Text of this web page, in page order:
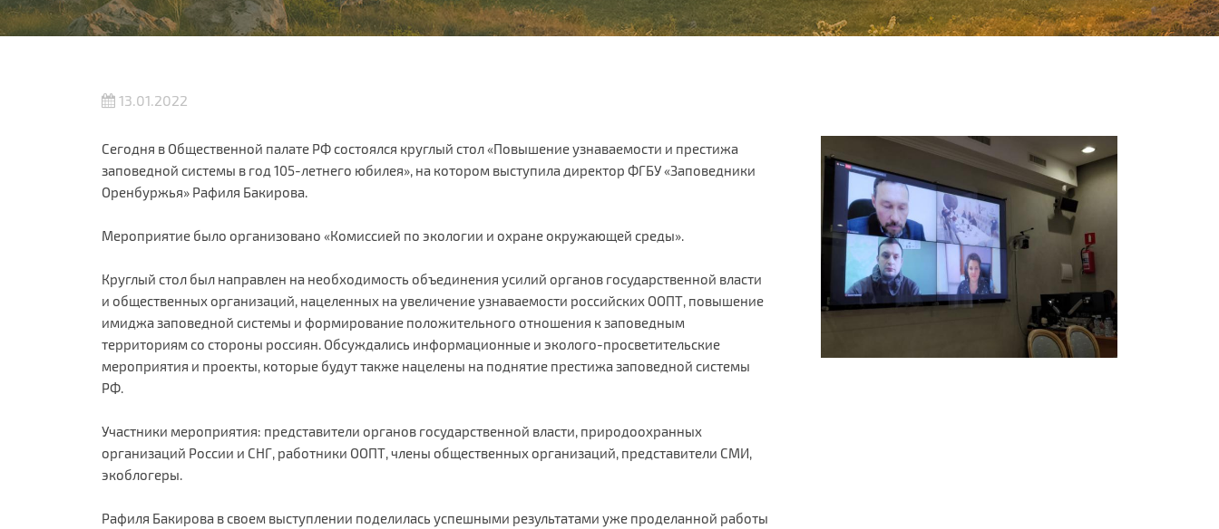
13.01.2022
Сегодня в Общественной палате РФ состоялся круглый стол «Повышение узнаваемости и престижа
заповедной системы в год 105-летнего юбилея», на котором выступила директор ФГБУ «Заповедники
Оренбуржья» Рафиля Бакирова.
Мероприятие было организовано «Комиссией по экологии и охране окружающей среды».
Круглый стол был направлен на необходимость объединения усилий органов государственной власти
и общественных организаций, нацеленных на увеличение узнаваемости российских ООПТ, повышение
имиджа заповедной системы и формирование положительного отношения к заповедным
территориям со стороны россиян. Обсуждались информационные и эколого-просветительские
мероприятия и проекты, которые будут также нацелены на поднятие престижа заповедной системы
РФ.
Участники мероприятия: представители органов государственной власти, природоохранных
организаций России и СНГ, работники ООПТ, члены общественных организаций, представители СМИ,
экоблогеры.
Рафиля Бакирова в своем выступлении поделилась успешными результатами уже проделанной работы